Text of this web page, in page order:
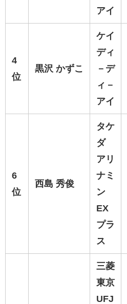
アイ
4
位
黒沢 かずこ
ケイ
ディ
－デ
ィ－
アイ
6
位
西島 秀俊
タケ
ダ
アリ
ナミ
ン
EX
プラ
ス
三菱
東京
UFJ